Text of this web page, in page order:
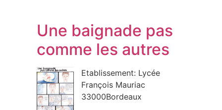
Une baignade pas
comme les autres
Etablissement: Lycée
François Mauriac
33000Bordeaux